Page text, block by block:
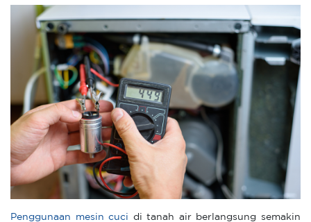
Penggunaan mesin cuci di tanah air berlangsung semakin